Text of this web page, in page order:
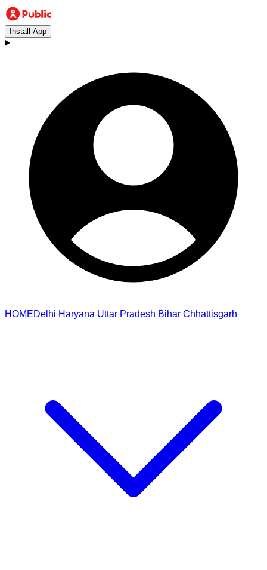
Install App
HOMEDelhi Haryana Uttar Pradesh Bihar Chhattisgarh